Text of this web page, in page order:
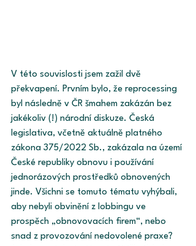
V této souvislosti jsem zažil dvě
překvapení. Prvním bylo, že reprocessing
byl následně v ČR šmahem zakázán bez
jakékoliv (!) národní diskuze. Česká
legislativa, včetně aktuálně platného
zákona 375/2022 Sb., zakázala na území
České republiky obnovu i používání
jednorázových prostředků obnovených
jinde. Všichni se tomuto tématu vyhýbali,
aby nebyli obvinění z lobbingu ve
prospěch „obnovovacích firem“, nebo
snad z provozování nedovolené praxe?